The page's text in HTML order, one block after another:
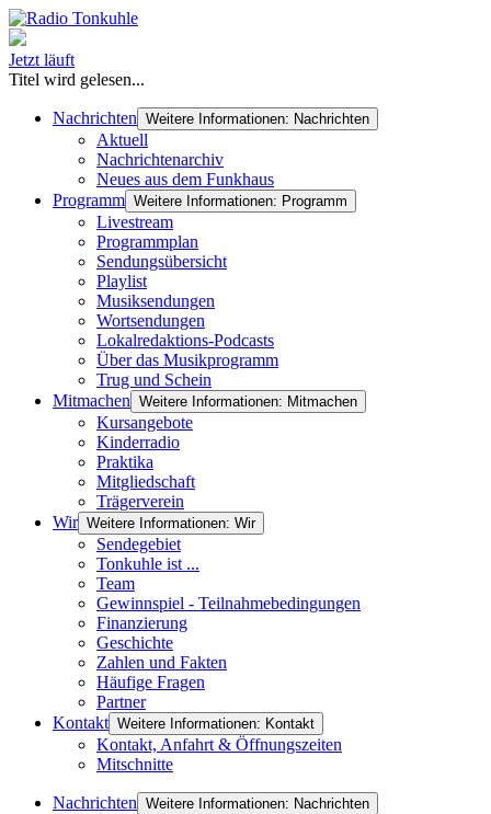
Jetzt läuft
Titel wird gelesen...
Nachrichten Weitere Informationen: Nachrichten
Aktuell
Nachrichtenarchiv
Neues aus dem Funkhaus
Programm Weitere Informationen: Programm
Livestream
Programmplan
Sendungsübersicht
Playlist
Musiksendungen
Wortsendungen
Lokalredaktions-Podcasts
Über das Musikprogramm
Trug und Schein
Mitmachen Weitere Informationen: Mitmachen
Kursangebote
Kinderradio
Praktika
Mitgliedschaft
Trägerverein
Wir Weitere Informationen: Wir
Sendegebiet
Tonkuhle ist ...
Team
Gewinnspiel - Teilnahmebedingungen
Finanzierung
Geschichte
Zahlen und Fakten
Häufige Fragen
Partner
Kontakt Weitere Informationen: Kontakt
Kontakt, Anfahrt & Öffnungszeiten
Mitschnitte
Nachrichten Weitere Informationen: Nachrichten